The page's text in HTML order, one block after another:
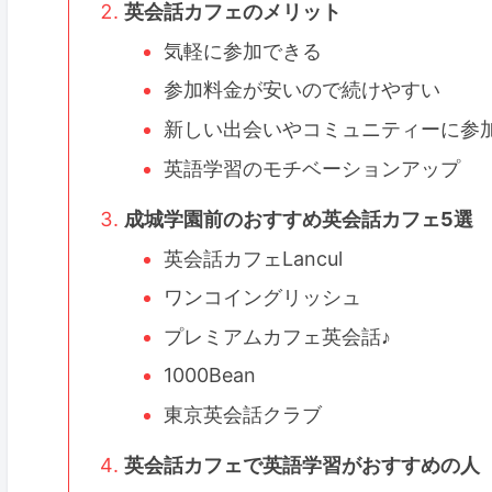
英会話カフェのメリット
気軽に参加できる
参加料金が安いので続けやすい
新しい出会いやコミュニティーに参
英語学習のモチベーションアップ
成城学園前のおすすめ英会話カフェ5選
英会話カフェLancul
ワンコイングリッシュ
プレミアムカフェ英会話♪
1000Bean
東京英会話クラブ
英会話カフェで英語学習がおすすめの人